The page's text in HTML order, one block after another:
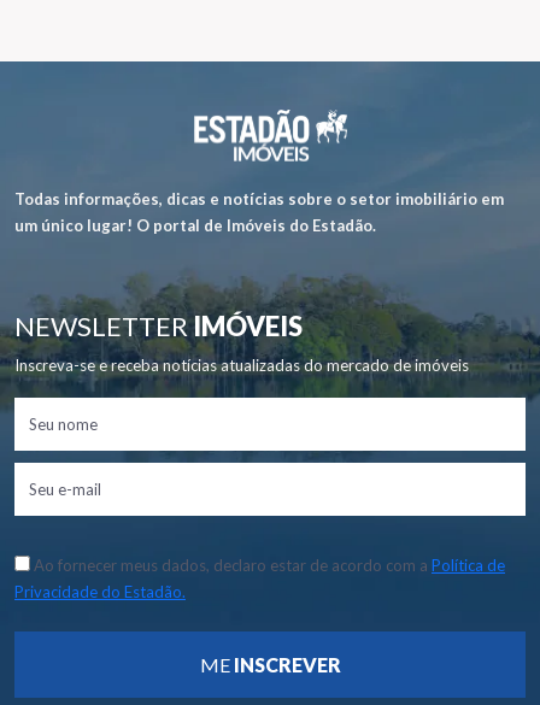
Todas informações, dicas e notícias sobre o setor imobiliário em
um único lugar! O portal de Imóveis do Estadão.
NEWSLETTERIMÓVEIS
Inscreva-se e receba notícias atualizadas do mercado de imóveis
Ao fornecer meus dados, declaro estar de acordo com a Política de
Privacidade do Estadão.
ME INSCREVER